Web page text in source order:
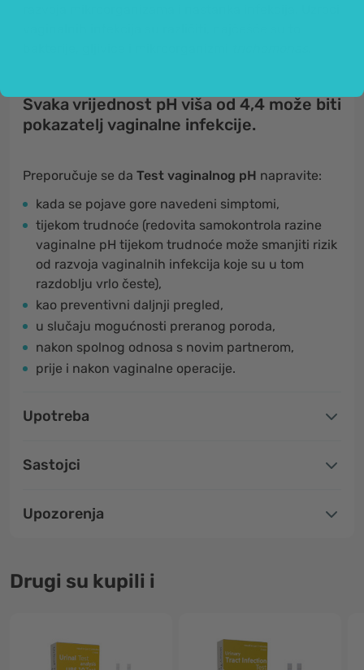
Svaka vrijednost pH viša od 4,4 može biti
pokazatelj vaginalne infekcije.
Preporučuje se da Test vaginalnog pH napravite:
kada se pojave gore navedeni simptomi,
tijekom trudnoće (redovita samokontrola razine
vaginalne pH tijekom trudnoće može smanjiti rizik
od razvoja vaginalnih infekcija koje su u tom
razdoblju vrlo česte),
kao preventivni daljnji pregled,
u slučaju mogućnosti preranog poroda,
nakon spolnog odnosa s novim partnerom,
prije i nakon vaginalne operacije.
Upotreba
Sastojci
Upozorenja
Drugi su kupili i